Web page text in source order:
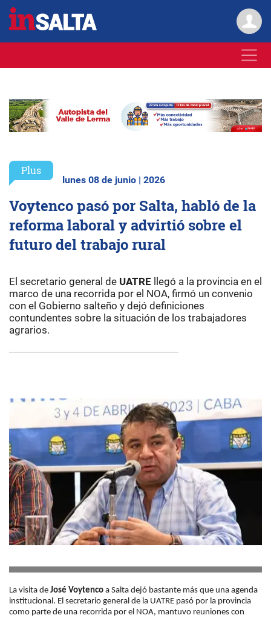
Plus
lunes 08 de junio | 2026
Voytenco pasó por Salta, habló de la
reforma laboral y advirtió sobre el
futuro del trabajo rural
El secretario general de UATRE llegó a la provincia en el
marco de una recorrida por el NOA, firmó un convenio
con el Gobierno salteño y dejó definiciones
contundentes sobre la situación de los trabajadores
agrarios.
La visita de José Voytenco a Salta dejó bastante más que una agenda
institucional. El secretario general de la UATRE pasó por la provincia
como parte de una recorrida por el NOA, mantuvo reuniones con